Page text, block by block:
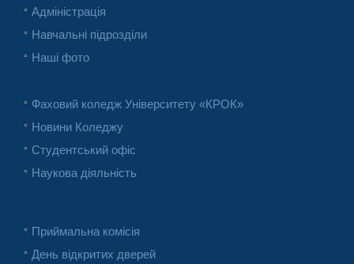
Адміністрація
Навчальні підрозділи
Наші фото
Фаховий коледж Університету «КРОК»
Новини Коледжу
Студентський офіс
Наукова діяльність
Приймальна комісія
День відкритих дверей